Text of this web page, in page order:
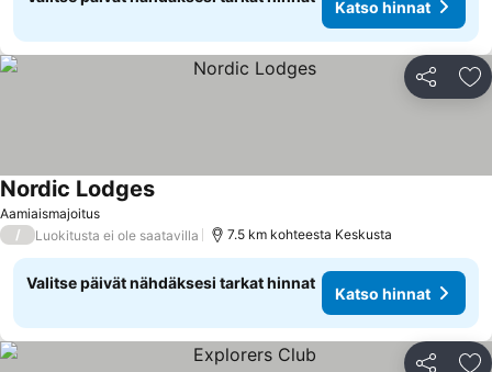
Katso hinnat
Jaa
Aamiaismajoitus
Nordic LodgesKatso hinnat
/ Luokitusta ei ole saatavilla 7.5 km kohteesta Keskusta
Valitse päivät nähdäksesi tarkat hinnat
Katso hinnat